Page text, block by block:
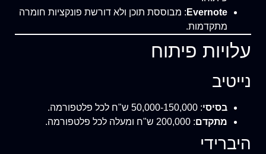
Evernote : מבוססת תוכן ולא דורשת פונקציות חומרה
מתקדמות.
עלויות פיתוח
נייטיב
בסיסי: 50,000-150,000 ש"ח לכל פלטפורמה.
מתקדם: 200,000 ש"ח ומעלה לכל פלטפורמה.
היברידי